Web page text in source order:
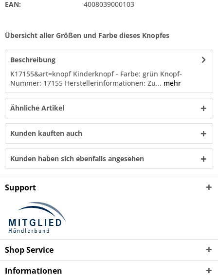
EAN:
4008039000103
Übersicht aller Größen und Farbe dieses Knopfes
Beschreibung
K17155&art=knopf Kinderknopf - Farbe: grün Knopf-
Nummer: 17155 Herstellerinformationen: Zu... mehr
Ähnliche Artikel
Kunden kauften auch
Kunden haben sich ebenfalls angesehen
Support
Shop Service
Informationen